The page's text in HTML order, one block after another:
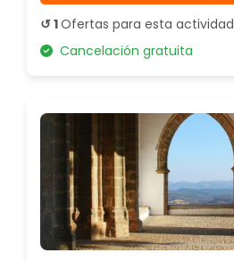
↺ 1Ofertas para esta actividad
Cancelación gratuita